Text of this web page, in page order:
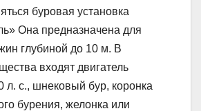
буровая установка
Она предназначена для
глубиной до 10 м. В
входят двигатель
л. с., шнековый бур, коронка
бурения, желонка или